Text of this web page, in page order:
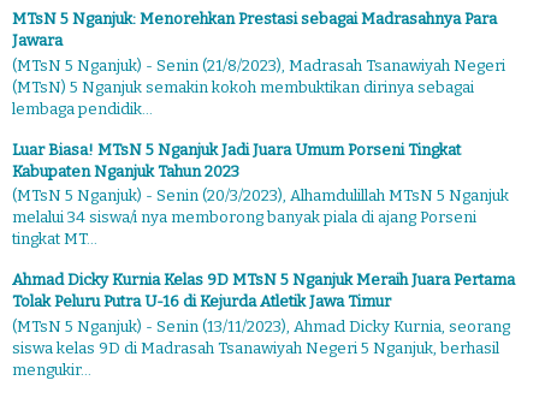
MTsN 5 Nganjuk: Menorehkan Prestasi sebagai Madrasahnya Para
Jawara
(MTsN 5 Nganjuk) - Senin (21/8/2023), Madrasah Tsanawiyah Negeri
(MTsN) 5 Nganjuk semakin kokoh membuktikan dirinya sebagai
lembaga pendidik...
Luar Biasa! MTsN 5 Nganjuk Jadi Juara Umum Porseni Tingkat
Kabupaten Nganjuk Tahun 2023
(MTsN 5 Nganjuk) - Senin (20/3/2023), Alhamdulillah MTsN 5 Nganjuk
melalui 34 siswa/i nya memborong banyak piala di ajang Porseni
tingkat MT...
Ahmad Dicky Kurnia Kelas 9D MTsN 5 Nganjuk Meraih Juara Pertama
Tolak Peluru Putra U-16 di Kejurda Atletik Jawa Timur
(MTsN 5 Nganjuk) - Senin (13/11/2023), Ahmad Dicky Kurnia, seorang
siswa kelas 9D di Madrasah Tsanawiyah Negeri 5 Nganjuk, berhasil
mengukir...